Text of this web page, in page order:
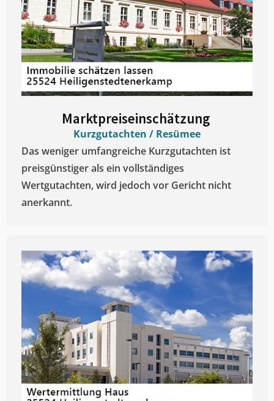
Marktpreiseinschätzung ​
Kurzgutachten / Resümee
Das weniger umfangreiche Kurzgutachten ist
preisgünstiger als ein vollständiges
Wertgutachten, wird jedoch vor Gericht nicht
anerkannt.